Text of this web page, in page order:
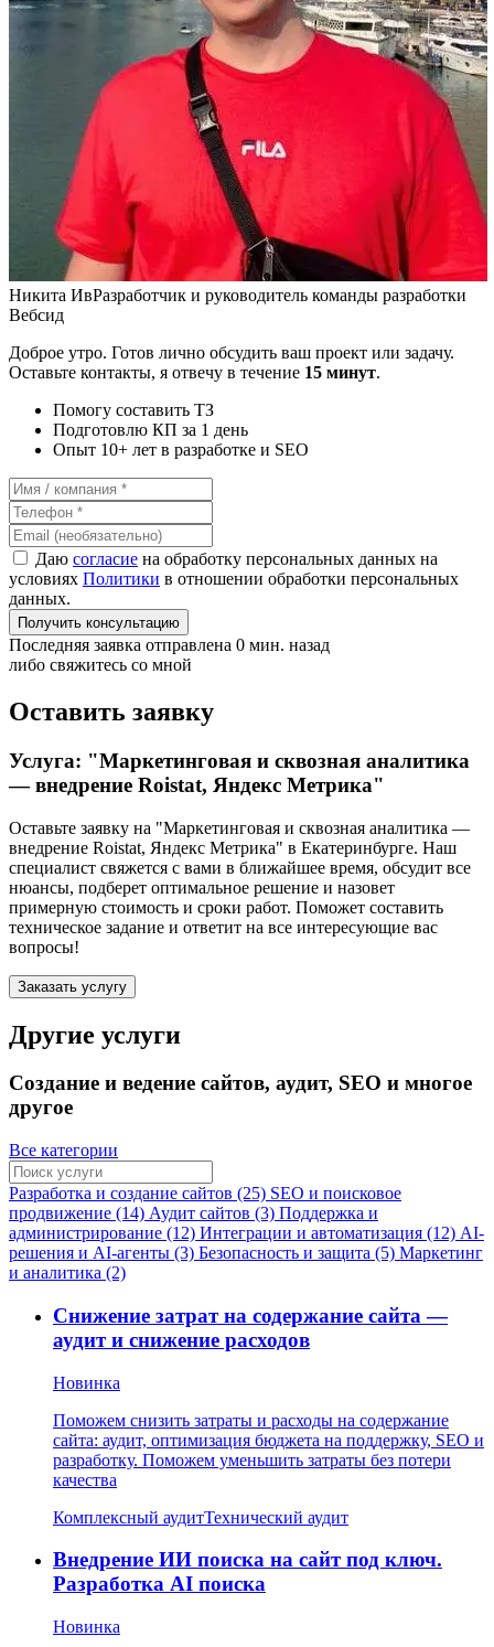
Никита ИвРазработчик и руководитель команды разработки
Вебсид
Доброе утро. Готов лично обсудить ваш проект или задачу.
Оставьте контакты, я отвечу в течение 15 минут.
Помогу составить ТЗ
Подготовлю КП за 1 день
Опыт 10+ лет в разработке и SEO
Даю согласие на обработку персональных данных на
условиях Политики в отношении обработки персональных
данных.
Получить консультацию
Последняя заявка отправлена 0 мин. назад
либо свяжитесь со мной
Оставить заявку
Услуга: "Маркетинговая и сквозная аналитика
— внедрение Roistat, Яндекс Метрика"
Оставьте заявку на "Маркетинговая и сквозная аналитика —
внедрение Roistat, Яндекс Метрика" в Екатеринбурге. Наш
специалист свяжется с вами в ближайшее время, обсудит все
нюансы, подберет оптимальное решение и назовет
примерную стоимость и сроки работ. Поможет составить
техническое задание и ответит на все интересующие вас
вопросы!
Заказать услугу
Другие услуги
Создание и ведение сайтов, аудит, SEO и многое
другое
Все категории
Разработка и создание сайтов (25) SEO и поисковое
продвижение (14) Аудит сайтов (3) Поддержка и
администрирование (12) Интеграции и автоматизация (12) AI-
решения и AI-агенты (3) Безопасность и защита (5) Маркетинг
и аналитика (2)
Снижение затрат на содержание сайта —
аудит и снижение расходов
Новинка
Поможем снизить затраты и расходы на содержание
сайта: аудит, оптимизация бюджета на поддержку, SEO и
разработку. Поможем уменьшить затраты без потери
качества
Комплексный аудитТехнический аудит
Внедрение ИИ поиска на сайт под ключ.
Разработка AI поиска
Новинка